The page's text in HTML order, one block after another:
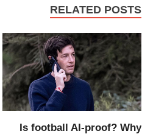
RELATED POSTS
Is football AI-proof? Why